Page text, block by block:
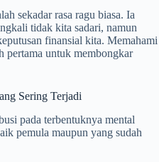
sekadar rasa ragu biasa. Ia
tidak kita sadari, namun
finansial kita. Memahami
pertama untuk membongkar
Sering Terjadi
pada terbentuknya mental
pemula maupun yang sudah